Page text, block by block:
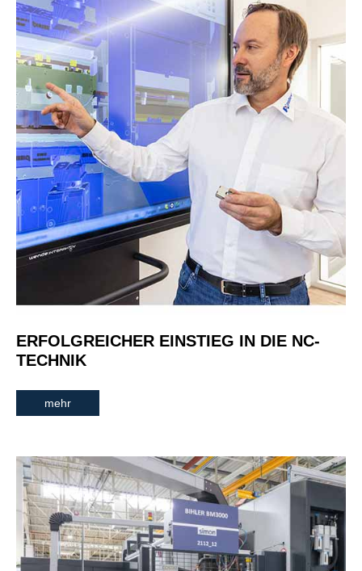
ERFOLGREICHER EINSTIEG IN DIE NC-
TECHNIK
mehr